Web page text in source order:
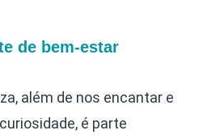
de bem-estar
além de nos encantar e
é parte